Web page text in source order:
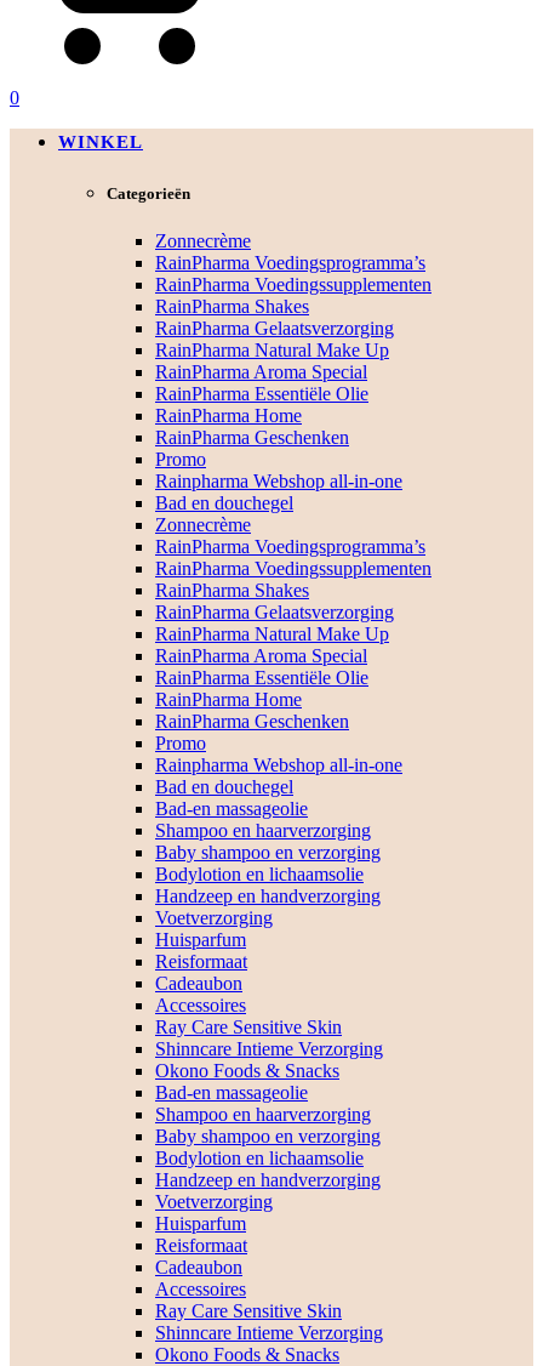
0
WINKEL
Categorieën
Zonnecrème
RainPharma Voedingsprogramma’s
RainPharma Voedingssupplementen
RainPharma Shakes
RainPharma Gelaatsverzorging
RainPharma Natural Make Up
RainPharma Aroma Special
RainPharma Essentiële Olie
RainPharma Home
RainPharma Geschenken
Promo
Rainpharma Webshop all-in-one
Bad en douchegel
Zonnecrème
RainPharma Voedingsprogramma’s
RainPharma Voedingssupplementen
RainPharma Shakes
RainPharma Gelaatsverzorging
RainPharma Natural Make Up
RainPharma Aroma Special
RainPharma Essentiële Olie
RainPharma Home
RainPharma Geschenken
Promo
Rainpharma Webshop all-in-one
Bad en douchegel
Bad-en massageolie
Shampoo en haarverzorging
Baby shampoo en verzorging
Bodylotion en lichaamsolie
Handzeep en handverzorging
Voetverzorging
Huisparfum
Reisformaat
Cadeaubon
Accessoires
Ray Care Sensitive Skin
Shinncare Intieme Verzorging
Okono Foods & Snacks
Bad-en massageolie
Shampoo en haarverzorging
Baby shampoo en verzorging
Bodylotion en lichaamsolie
Handzeep en handverzorging
Voetverzorging
Huisparfum
Reisformaat
Cadeaubon
Accessoires
Ray Care Sensitive Skin
Shinncare Intieme Verzorging
Okono Foods & Snacks